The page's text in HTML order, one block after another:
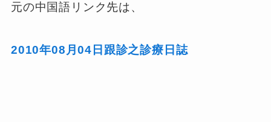
元の中国語リンク先は、
2010年08月04日跟診之診療日誌